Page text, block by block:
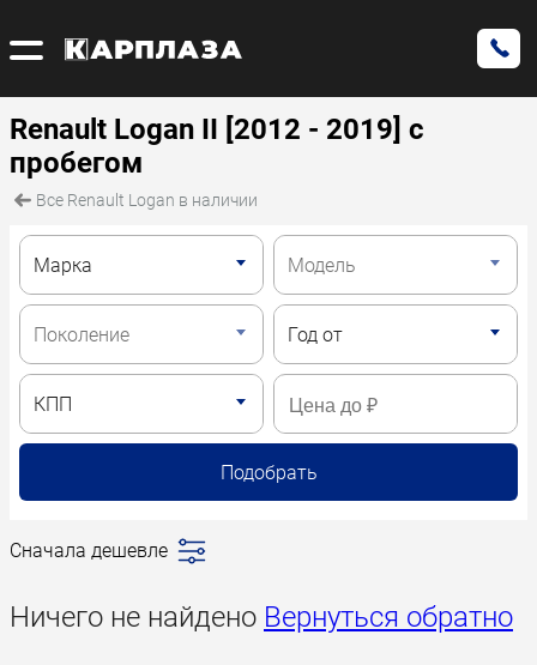
Renault Logan II [2012 - 2019] с
пробегом
Все Renault Logan в наличии
Сначала дешевле
Ничего не найдено Вернуться обратно
Подобрать